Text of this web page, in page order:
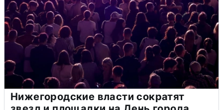
Нижегородские власти сократят